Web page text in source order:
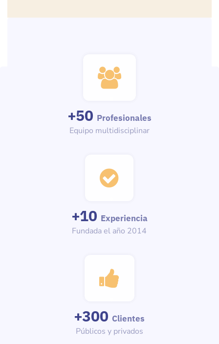
+50 Profesionales
Equipo multidisciplinar
+10 Experiencia
Fundada el año 2014
+300 Clientes
Públicos y privados